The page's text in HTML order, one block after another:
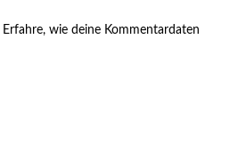
Erfahre, wie deine Kommentardaten